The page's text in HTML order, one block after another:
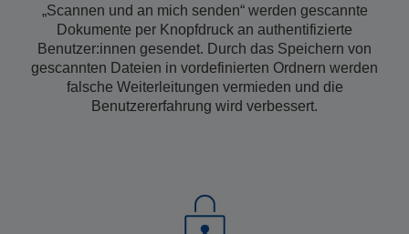
„Scannen und an mich senden“ werden gescannte
Dokumente per Knopfdruck an authentifizierte
Benutzer:innen gesendet. Durch das Speichern von
gescannten Dateien in vordefinierten Ordnern werden
falsche Weiterleitungen vermieden und die
Benutzererfahrung wird verbessert.